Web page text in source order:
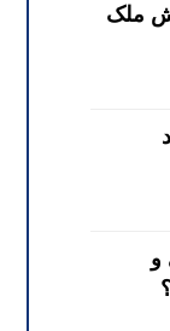
ملک
و